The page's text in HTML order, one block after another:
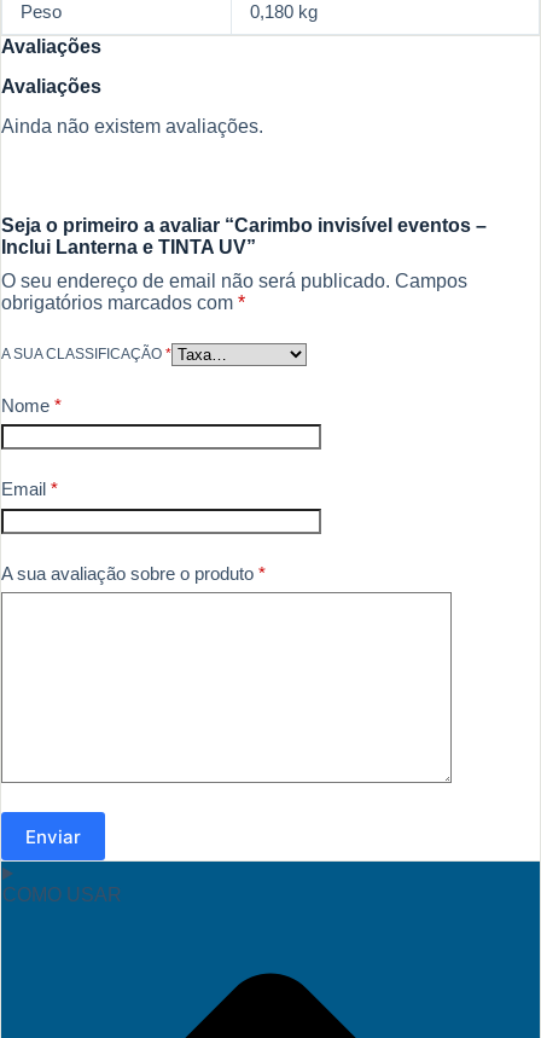
Peso
0,180 kg
Avaliações
Avaliações
Ainda não existem avaliações.
Seja o primeiro a avaliar “Carimbo invisível eventos –
Inclui Lanterna e TINTA UV”
O seu endereço de email não será publicado. Campos
obrigatórios marcados com *
A SUA CLASSIFICAÇÃO *
Nome *
Email *
A sua avaliação sobre o produto *
Enviar
COMO USAR